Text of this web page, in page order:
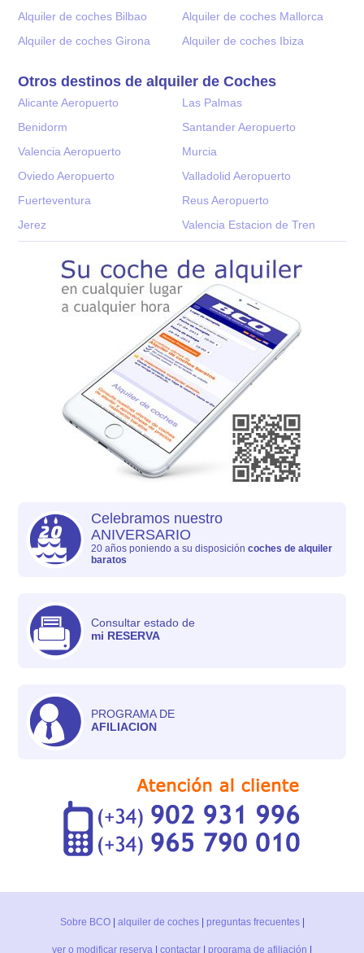
Alquiler de coches Bilbao
Alquiler de coches Mallorca
Alquiler de coches Girona
Alquiler de coches Ibiza
Otros destinos de alquiler de Coches
Alicante Aeropuerto
Las Palmas
Benidorm
Santander Aeropuerto
Valencia Aeropuerto
Murcia
Oviedo Aeropuerto
Valladolid Aeropuerto
Fuerteventura
Reus Aeropuerto
Jerez
Valencia Estacion de Tren
Celebramos nuestro
ANIVERSARIO
20 años poniendo a su disposicióncoches de alquiler
baratos
Consultar estado de
mi RESERVA
PROGRAMA DE
AFILIACION
Sobre BCO| alquiler de coches| preguntas frecuentes|
ver o modificar reserva | contactar | programa de afiliación |